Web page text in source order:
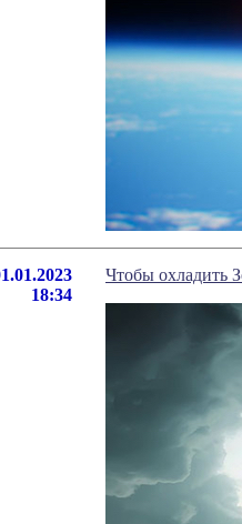
18:34
Чтобы охладить